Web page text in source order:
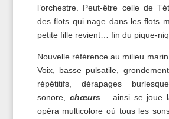
l’orchestre. Peut-être celle de
des flots qui nage dans les flots
petite fille revient… fin du pique-
Nouvelle référence au milieu
Voix, basse pulsatile,
répétitifs, dérapages
sonore, chœurs… ainsi se joue
opéra multicolore où tous les